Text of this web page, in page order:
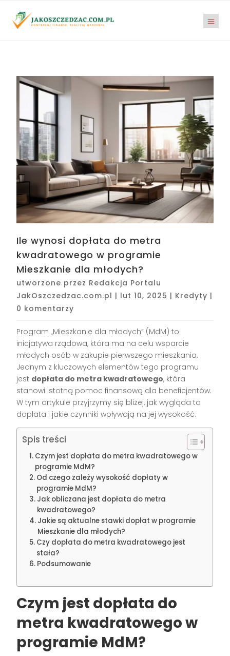
Ile wynosi dopłata do metra
kwadratowego w programie
Mieszkanie dla młodych?
utworzone przez Redakcja Portalu
JakOszczedzac.com.pl | lut 10, 2025 | Kredyty |
0 komentarzy
Program „Mieszkanie dla młodych” (MdM) to
inicjatywa rządowa, która ma na celu wsparcie
młodych osób w zakupie pierwszego mieszkania.
Jednym z kluczowych elementów tego programu
jest dopłata do metra kwadratowego, która
stanowi istotną pomoc finansową dla beneficjentów.
W tym artykule przyjrzymy się bliżej, jak wygląda ta
dopłata i jakie czynniki wpływają na jej wysokość.
Spis treści
Czym jest dopłata do metra kwadratowego w
programie MdM?
Od czego zależy wysokość dopłaty w
programie MdM?
Jak obliczana jest dopłata do metra
kwadratowego?
Jakie są aktualne stawki dopłat w programie
Mieszkanie dla młodych?
Czy dopłata do metra kwadratowego jest
stała?
Podsumowanie
Czym jest dopłata do
metra kwadratowego w
programie MdM?